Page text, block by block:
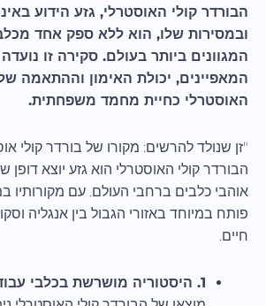
הבורדר קולי האוסטרלי, גזע הידוע
ובמסירות שלו, הוא ללא ספק אחד
המגוונים ביותר בעולם. סקירה זו
המאפיינים, יכולת האימון וההתאמה
האוסטרלי כחיית מחמד משפחתית.
"זן שנולד להרשים: מקורו של בורדר קולי
הבורדר קולי האוסטרלי הוא גזע יוצא
פותח במיוחד באזורי הגבול בין אנגליה
חיים.
1. היסטוריה מושרשת בכלבי עבודה: